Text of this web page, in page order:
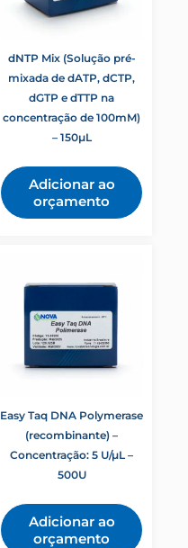
dNTP Mix (Solução pré-
mixada de dATP, dCTP,
dGTP e dTTP na
concentração de 100mM)
– 150µL
Adicionar ao
orçamento
Easy Taq DNA Polymerase
(recombinante) –
Concentração: 5 U/µL –
500U
Adicionar ao
orçamento